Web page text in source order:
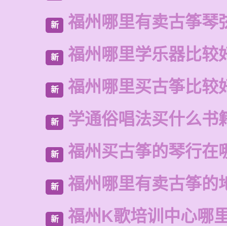
新 福州哪里有卖古筝琴
新 福州哪里学乐器比较
新 福州哪里买古筝比较
新 学通俗唱法买什么书
新 福州买古筝的琴行在
新 福州哪里有卖古筝的
新 福州K歌培训中心哪